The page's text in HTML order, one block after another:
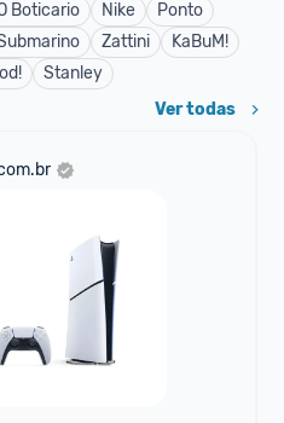
Boticario Nike
Ponto
Zattini
KaBuM!
Stanley
Ver todas